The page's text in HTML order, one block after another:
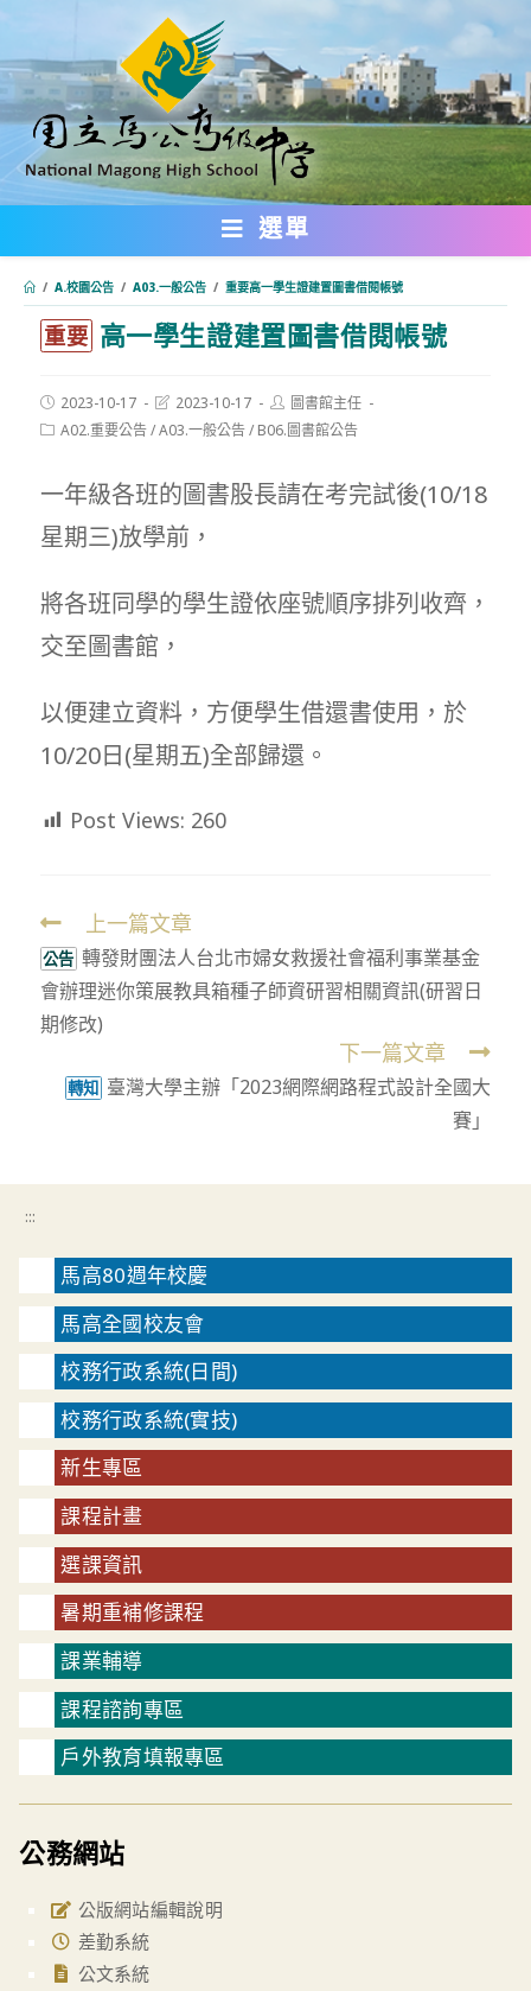
轉
主
要
內
選單
/ A.校園公告 / A03.一般公告 / 重要高一學生證建置圖書借閱帳號
重要 高一學生證建置圖書借閱帳號
Post
published:
2023-10-17
Post
modified:
2023-10-17
Post
author:
圖書館主任
PostA02.重要公告/A03.一般公告/ B06.圖書館公告
一年級各班的圖書股長請在考完試後(10/18
星期三)放學前，
將各班同學的學生證依座號順序排列收齊，
交至圖書館，
以便建立資料，方便學生借還書使用，於
10/20日(星期五)全部歸還。
Post Views: 260
Read
more
articles
上一篇文章
公告 轉發財團法人台北市婦女救援社會福利事業基金
會辦理迷你策展教具箱種子師資研習相關資訊(研習日
期修改)
下一篇文章
轉知 臺灣大學主辦「2023網際網路程式設計全國大
賽」
:::
馬高80週年校慶
馬高全國校友會
校務行政系統(日間)
校務行政系統(實技)
新生專區
課程計畫
選課資訊
暑期重補修課程
課業輔導
課程諮詢專區
戶外教育填報專區
公務網站
公版網站編輯說明
差勤系統
公文系統